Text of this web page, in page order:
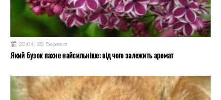
23:04, 25 Березня
Який бузок пахне найсильніше: від чого залежить аромат